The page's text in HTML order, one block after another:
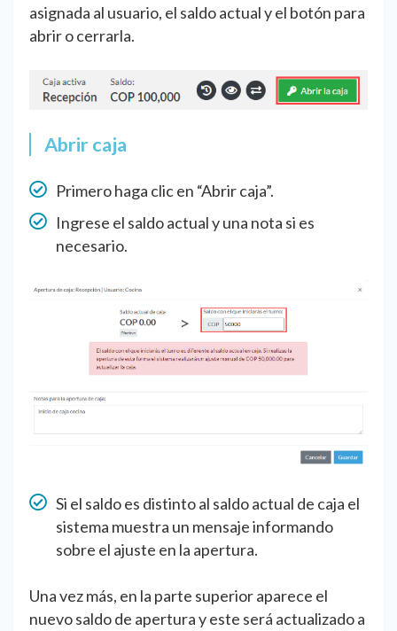
asignada al usuario, el saldo actual y el botón para
abrir o cerrarla.
Abrir caja
Primero haga clic en “Abrir caja”.
Ingrese el saldo actual y una nota si es
necesario.
Si el saldo es distinto al saldo actual de caja el
sistema muestra un mensaje informando
sobre el ajuste en la apertura.
Una vez más, en la parte superior aparece el
nuevo saldo de apertura y este será actualizado a